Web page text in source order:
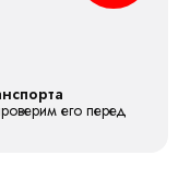
его перед